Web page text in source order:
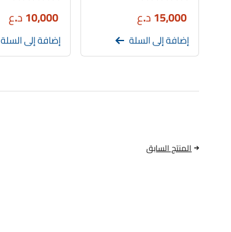
15,000د.ع
إضافة إلى السلة
10,000د.ع
إضافة إلى السلة
المنتج السابق